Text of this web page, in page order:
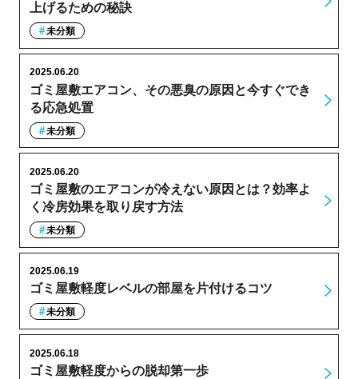
上げるための秘訣
未分類
ゴミ屋敷エアコン、その悪臭の原因と今すぐでき
る応急処置
2025.06.20
未分類
ゴミ屋敷のエアコンが冷えない原因とは？効率よ
く冷房効果を取り戻す方法
2025.06.20
未分類
ゴミ屋敷軽度レベルの部屋を片付けるコツ
2025.06.19
未分類
ゴミ屋敷軽度からの脱却第一歩
2025.06.18